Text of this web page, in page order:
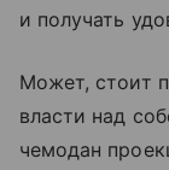
и получать
Может, стоит
власти над
чемодан